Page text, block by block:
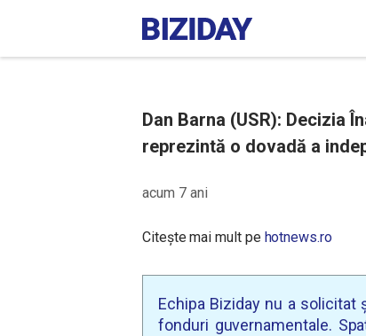
Dan Barna (USR): Decizia
reprezintă o dovadă a
acum 7 ani
Citește mai mult pe hotnews.ro
Echipa Biziday nu a
fonduri guvernamentale.